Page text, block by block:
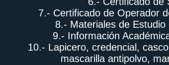
7.- Certificado de Operador
8.- Materiales de Estudio
9.- Información
10.- Lapicero, credencial,
mascarilla antipolvo,